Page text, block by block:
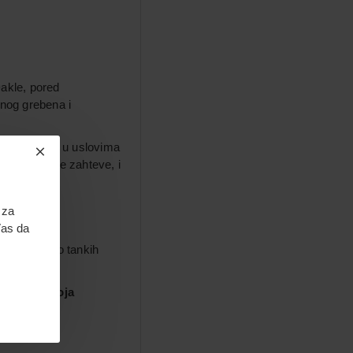
da
pored
grebena i
u uslovima
estetske zahteve, i
izuzetno tankih
cirkoniji koja